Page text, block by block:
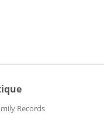
Records